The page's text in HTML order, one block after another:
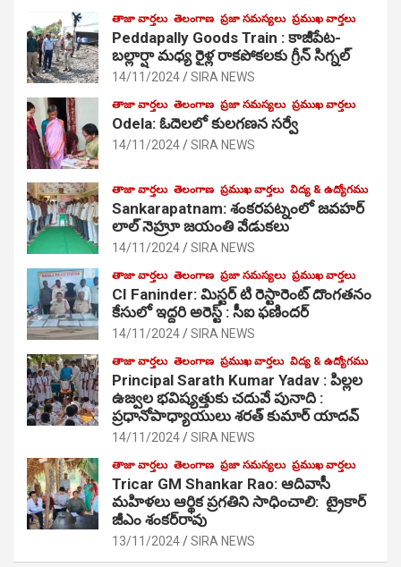
తాజా వార్తలు తెలంగాణ ప్రజా సమస్యలు ప్రముఖ వార్తలు
Peddapally Goods Train : కాజీపేట-
బల్లార్షా మధ్య రైళ్ల రాకపోకలకు గ్రీన్ సిగ్నల్
14/11/2024 SIRA NEWS
తాజా వార్తలు తెలంగాణ ప్రజా సమస్యలు ప్రముఖ వార్తలు
Odela: ఓదెలలో కులగణన సర్వే
14/11/2024 SIRA NEWS
తాజా వార్తలు తెలంగాణ ప్రముఖ వార్తలు విద్య & ఉద్యోగము
Sankarapatnam: శంకరపట్నంలో జవహర్
లాల్ నెహ్రూ జయంతి వేడుకలు
14/11/2024 SIRA NEWS
తాజా వార్తలు తెలంగాణ ప్రజా సమస్యలు ప్రముఖ వార్తలు
CI Faninder: మిస్టర్ టి రెస్టారెంట్ దొంగతనం
కేసులో ఇద్దరి అరెస్ట్ : సీఐ ఫణిందర్
14/11/2024 SIRA NEWS
తాజా వార్తలు తెలంగాణ ప్రముఖ వార్తలు విద్య & ఉద్యోగము
Principal Sarath Kumar Yadav : పిల్లల
ఉజ్వల భవిష్యత్తుకు చదువే పునాది :
ప్రధానోపాధ్యాయులు శరత్ కుమార్ యాదవ్
14/11/2024 SIRA NEWS
తాజా వార్తలు తెలంగాణ ప్రజా సమస్యలు ప్రముఖ వార్తలు
Tricar GM Shankar Rao: ఆదివాసీ
మహిళలు ఆర్థిక ప్రగతిని సాధించాలి: ట్రైకార్
జీఎం శంకర్‌రావు
13/11/2024 SIRA NEWS